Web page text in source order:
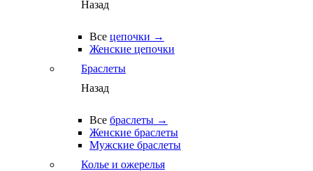
Назад
Все цепочки →
Женские цепочки
Браслеты
Назад
Все браслеты →
Женские браслеты
Мужские браслеты
Колье и ожерелья